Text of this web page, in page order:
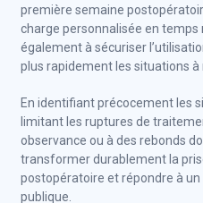
première semaine
charge personnalisée en
également à sécuriser
plus rapidement les situations à
En identifiant précocement les
limitant les ruptures de
observance ou à des rebonds
transformer durablement la
postopératoire et répondre à
publique.